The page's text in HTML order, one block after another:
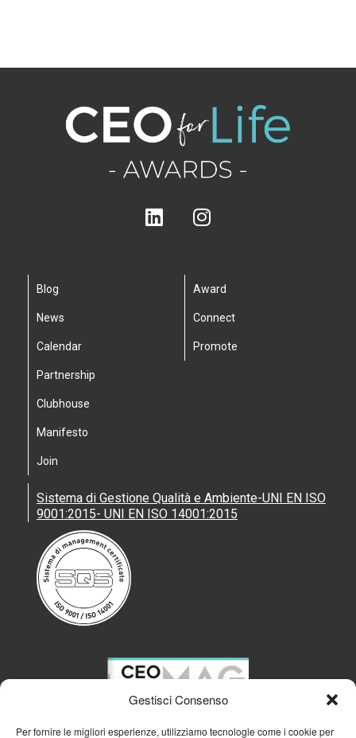
Gestisci Consenso
Per fornire le migliori esperienze, utilizziamo tecnologie come i cookie per
Blog
News
Calendar
Partnership
Clubhouse
Manifesto
Join
Award
Connect
Promote
Sistema di Gestione Qualità e Ambiente-UNI EN ISO
9001:2015- UNI EN ISO 14001:2015